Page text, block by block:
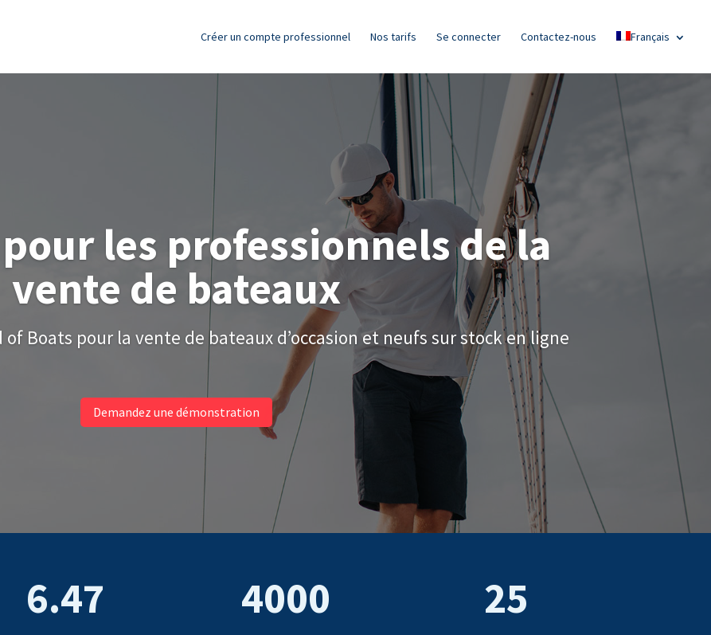
Créer un compte professionnel Nos tarifs Se connecter Contactez-nous Français
les professionnels de la
vente de bateaux
of Boats pour la vente de bateaux d’occasion et neufs sur stock en ligne
Demandez une démonstration
6.47 4000 25